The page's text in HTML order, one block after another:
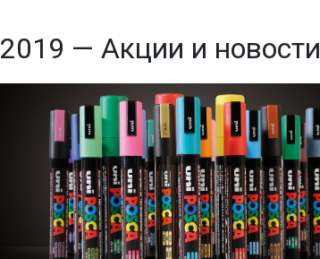
2019 — Акции и новости